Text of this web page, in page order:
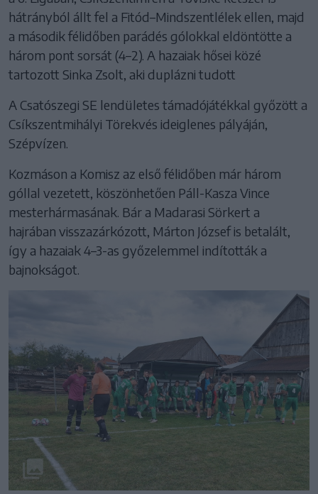
hátrányból állt fel a Fitód–Mindszentlélek ellen, majd
a második félidőben parádés gólokkal eldöntötte a
három pont sorsát (4–2). A hazaiak hősei közé
tartozott Sinka Zsolt, aki duplázni tudott
A Csatószegi SE lendületes támadójátékkal győzött a
Csíkszentmihályi Törekvés ideiglenes pályáján,
Szépvízen.
Kozmáson a Komisz az első félidőben már három
góllal vezetett, köszönhetően Páll-Kasza Vince
mesterhármasának. Bár a Madarasi Sörkert a
hajrában visszazárkózott, Márton József is betalált,
így a hazaiak 4–3-as győzelemmel indították a
bajnokságot.